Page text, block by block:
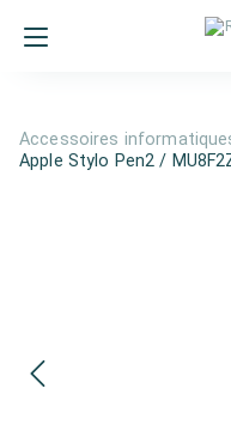
Accessoires
Apple Stylo Pen2 /